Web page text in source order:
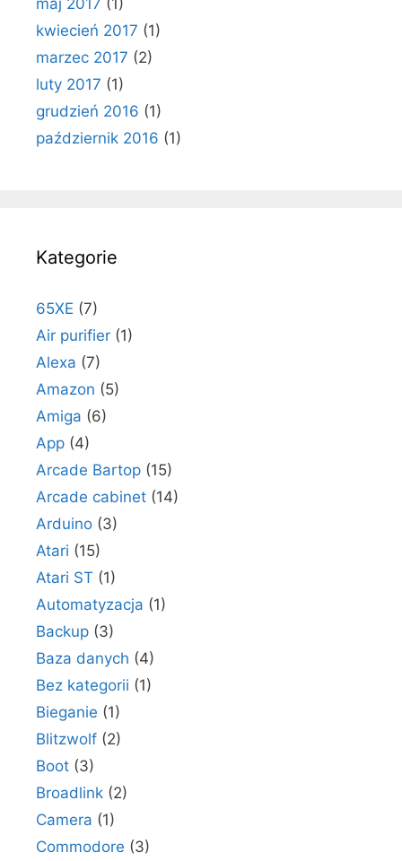
kwiecień 2017 (1)
marzec 2017 (2)
luty 2017 (1)
grudzień 2016 (1)
październik 2016 (1)
Kategorie
65XE (7)
Air purifier (1)
Alexa (7)
Amazon (5)
Amiga (6)
App (4)
Arcade Bartop (15)
Arcade cabinet (14)
Arduino (3)
Atari (15)
Atari ST (1)
Automatyzacja (1)
Backup (3)
Baza danych (4)
Bez kategorii (1)
Bieganie (1)
Blitzwolf (2)
Boot (3)
Broadlink (2)
Camera (1)
Commodore (3)